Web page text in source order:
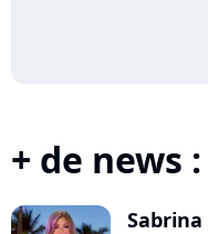
+ de news :